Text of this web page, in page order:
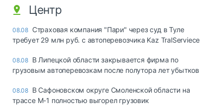
Центр
08.08 Страховая компания "Пари" через суд в Туле
требует 29 млн руб. с автоперевозчика Kaz TralServiece
08.08 В Липецкой области закрывается фирма по
грузовым автоперевозкам после полутора лет убытков
08.08 В Сафоновском округе Смоленской области на
трассе М-1 полностью выгорел грузовик